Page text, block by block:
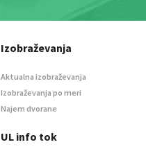
Izobraževanja
Aktualna izobraževanja
Izobraževanja po meri
Najem dvorane
UL info tok